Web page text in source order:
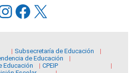
Facebook
X
Subsecretaría de Educación
de Educación
Educación
CPEIP